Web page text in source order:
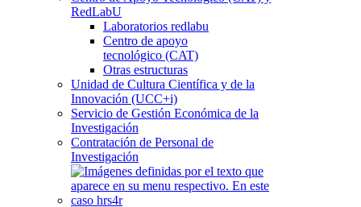
RedLabU
Laboratorios redlabu
Centro de apoyo
tecnológico (CAT)
Otras estructuras
Unidad de Cultura Científica y de la
Innovación (UCC+i)
Servicio de Gestión Económica de la
Investigación
Contratación de Personal de
Investigación